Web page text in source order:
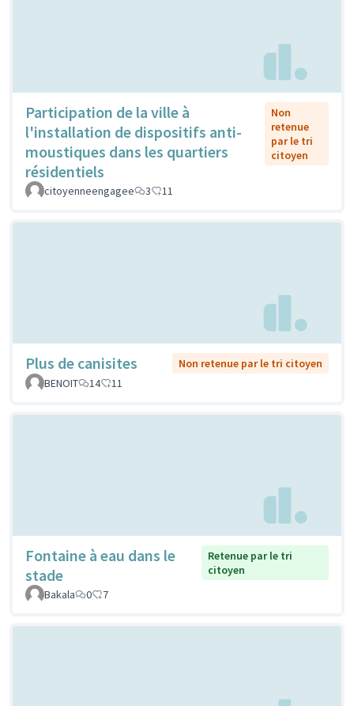
Participation de la ville à
l'installation de dispositifs anti-
moustiques dans les quartiers
résidentiels
Non
retenue
par le tri
citoyen
citoyenneengagee 3 11
Plus de canisites
Non retenue par le tri citoyen
BENOIT
14 11
Fontaine à eau dans le
stade
Retenue par le tri
citoyen
Bakala
0 7